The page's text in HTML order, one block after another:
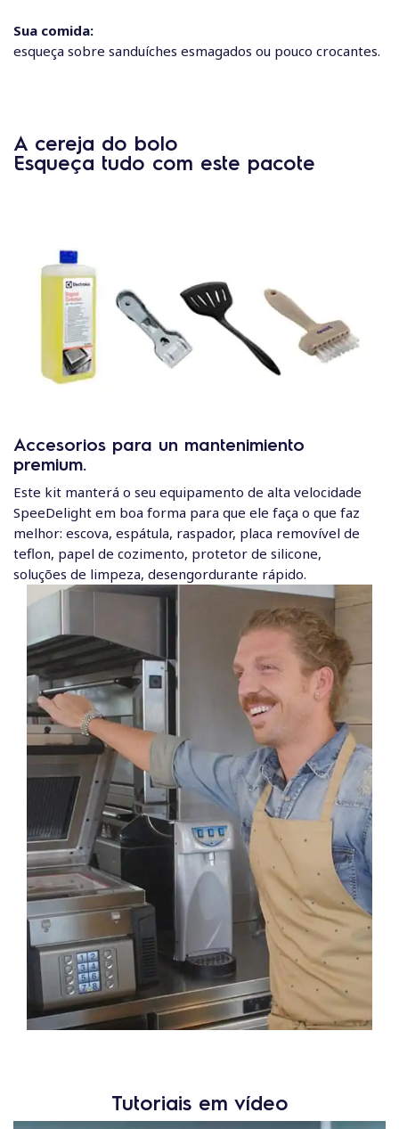
Sua comida:
esqueça sobre sanduíches esmagados ou pouco crocantes.
A cereja do bolo
Esqueça tudo com este pacote
Accesorios para un mantenimiento
premium.
Este kit manterá o seu equipamento de alta velocidade
SpeeDelight em boa forma para que ele faça o que faz
melhor: escova, espátula, raspador, placa removível de
teflon, papel de cozimento, protetor de silicone,
soluções de limpeza, desengordurante rápido.
Tutoriais em vídeo